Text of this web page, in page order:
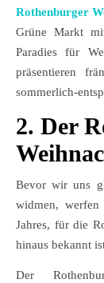
Rothenburger
Grüne Markt
Paradies für
präsentieren
sommerlich-
2. Der
Bevor wir uns
widmen,
Jahres, für die
hinaus bekannt
Der